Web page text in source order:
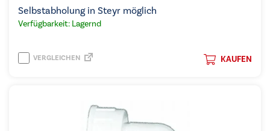
Selbstabholung in Steyr möglich
Verfügbarkeit: Lagernd
KAUFEN
VERGLEICHEN